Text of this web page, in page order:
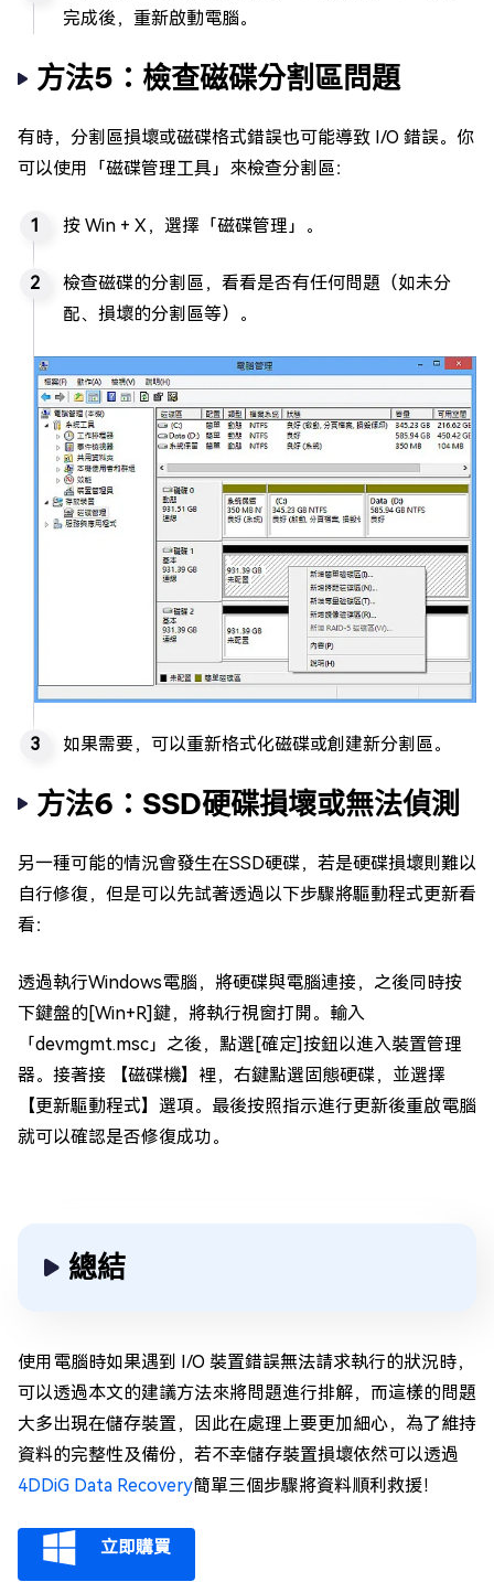
完成後，重新啟動電腦。
方法5：檢查磁碟分割區問題
有時，分割區損壞或磁碟格式錯誤也可能導致 I/O 錯誤。你
可以使用「磁碟管理工具」來檢查分割區：
按 Win + X，選擇「磁碟管理」。
檢查磁碟的分割區，看看是否有任何問題（如未分
配、損壞的分割區等）。
如果需要，可以重新格式化磁碟或創建新分割區。
方法6：SSD硬碟損壞或無法偵測
另一種可能的情況會發生在SSD硬碟，若是硬碟損壞則難以
自行修復，但是可以先試著透過以下步驟將驅動程式更新看
看：
透過執行Windows電腦，將硬碟與電腦連接，之後同時按
下鍵盤的[Win+R]鍵，將執行視窗打開。輸入
「devmgmt.msc」之後，點選[確定]按鈕以進入裝置管理
器。接著接 【磁碟機】裡，右鍵點選固態硬碟，並選擇
【更新驅動程式】選項。最後按照指示進行更新後重啟電腦
就可以確認是否修復成功。
總結
使用電腦時如果遇到 I/O 裝置錯誤無法請求執行的狀況時，
可以透過本文的建議方法來將問題進行排解，而這樣的問題
大多出現在儲存裝置，因此在處理上要更加細心，為了維持
資料的完整性及備份，若不幸儲存裝置損壞依然可以透過
4DDiG Data Recovery簡單三個步驟將資料順利救援！
立即購買